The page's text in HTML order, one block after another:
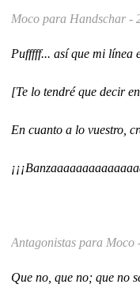
Moco para Handschar -
Pufffff... así que mi línea
[Te lo tendré que decir
En cuanto a lo vuestro,
Antagonistas para Moco
Que no, que no; que no